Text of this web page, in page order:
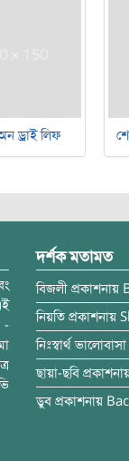
ড্রাই লিফ
-
দর্শক মতামত
বিজলী প্রকাশনায়
নিয়তি প্রকাশনায়
নিঃস্বার্থ ভালোবাসা
ছায়া-ছবি
ডুব প্রকাশনায়